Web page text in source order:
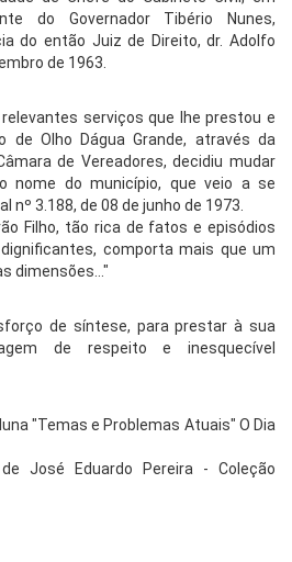
do Governador Tibério Nunes,
do então Juiz de Direito, dr. Adolfo
de 1963.
serviços que lhe prestou e
de Olho Dágua Grande, através da
de Vereadores, decidiu mudar
nome do município, que veio a se
nº 3.188, de 08 de junho de 1973.
Filho, tão rica de fatos e episódios
comporta mais que um
dimensões..."
de síntese, para prestar à sua
de respeito e inesquecível
"Temas e Problemas Atuais" O Dia
José Eduardo Pereira - Coleção